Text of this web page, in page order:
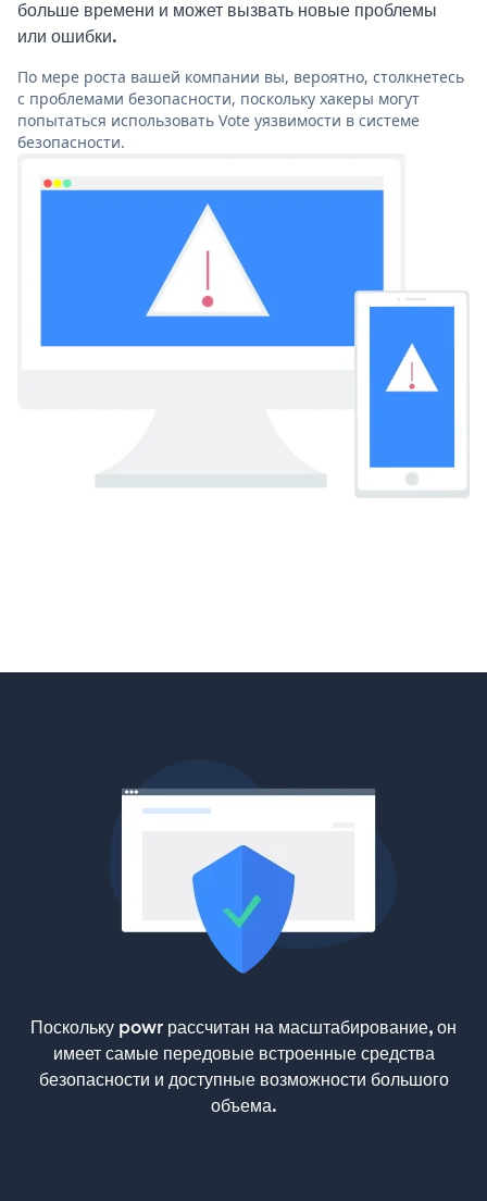
больше времени и может вызвать новые проблемы
или ошибки.
По мере роста вашей компании вы, вероятно, столкнетесь
с проблемами безопасности, поскольку хакеры могут
попытаться использовать Vote уязвимости в системе
безопасности.
Поскольку powr рассчитан на масштабирование, он
имеет самые передовые встроенные средства
безопасности и доступные возможности большого
объема.